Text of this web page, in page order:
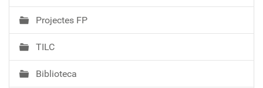
Projectes FP
TILC
Biblioteca